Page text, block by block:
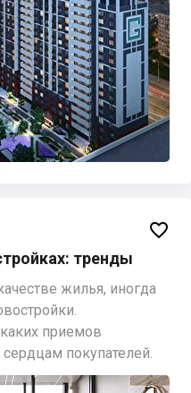
тренды
жилья, иногда
приемов
покупателей.
